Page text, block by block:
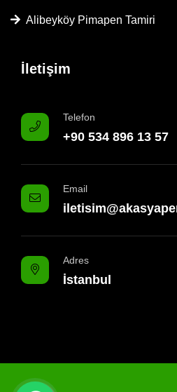
Alibeyköy Pimapen Tamiri
İletişim
Telefon
+90 534 896 13 57
Email
Adres
İstanbul